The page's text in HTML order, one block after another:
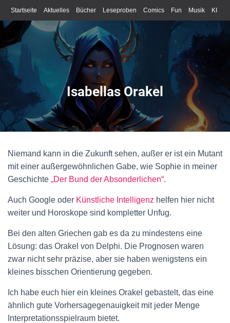
Startseite Aktuelles Bücher Leseproben Comics Fun Musik KI
Schreiben
Isabellas Orakel
Niemand kann in die Zukunft sehen, außer er ist ein Mutant
mit einer außergewöhnlichen Gabe, wie Sophie in meiner
Geschichte „Der Bund der Absonderlichen“.
Auch Google oder Künstliche Intelligenz helfen hier nicht
weiter und Horoskope sind kompletter Unfug.
Bei den alten Griechen gab es da zu mindestens eine
Lösung: das Orakel von Delphi. Die Prognosen waren
zwar nicht sehr präzise, aber sie haben wenigstens ein
kleines bisschen Orientierung gegeben.
Ich habe euch hier ein kleines Orakel gebastelt, das eine
ähnlich gute Vorhersagegenauigkeit mit jeder Menge
Interpretationsspielraum bietet.